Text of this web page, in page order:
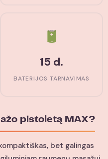
15 d.
BATERIJOS TARNAVIMAS
pistoletą MAX?
bet galingas